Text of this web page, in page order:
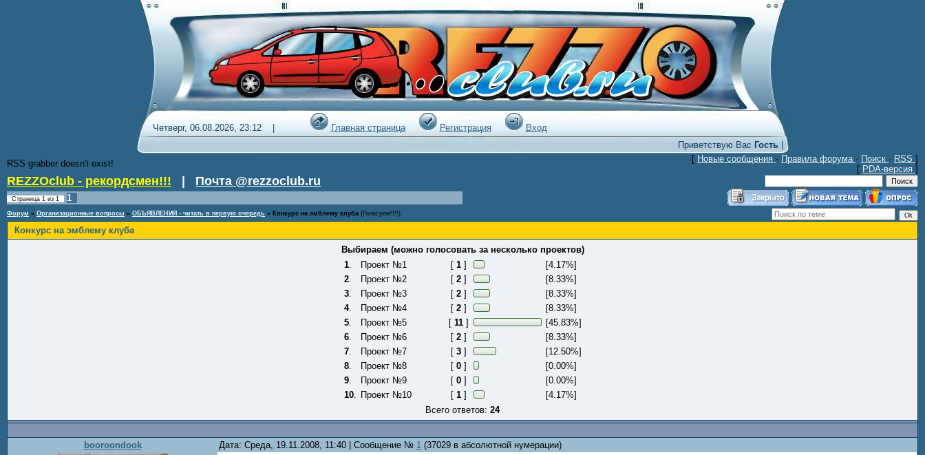
Четверг, 06.08.2026, 23:12 | Главная страница Регистрация
Вход
Приветствую Вас Гость|
RSS grabber doesn't exist!
[ Новые сообщения · Правила форума · Поиск · RSS ]
[ PDA-версия ]
REZZOclub - рекордсмен!!! Почта @rezzoclub.ru
Страница 1 из 1 1
Форум » Организационные вопросы » ОБЪЯВЛЕНИЯ - читать в первую очередь » Конкурс на эмблему клуба (Голосуем!!!!)
Конкурс на эмблему клуба
Выбираем (можно голосовать за несколько проектов)
1. Проект №1 [ 1 ]
[4.17%]
2. Проект №2 [ 2 ]
[8.33%]
3. Проект №3 [ 2 ]
[8.33%]
4. Проект №4 [ 2 ]
[8.33%]
5. Проект №5 [ 11 ]
[45.83%]
6. Проект №6 [ 2 ]
[8.33%]
7. Проект №7 [ 3 ]
[12.50%]
8. Проект №8 [ 0 ]
[0.00%]
9. Проект №9 [ 0 ]
[0.00%]
10. Проект №10 [ 1 ]
[4.17%]
Всего ответов: 24
booroondook Дата: Среда, 19.11.2008, 11:40 | Сообщение № 1 (37029 в абсолютной нумерации)